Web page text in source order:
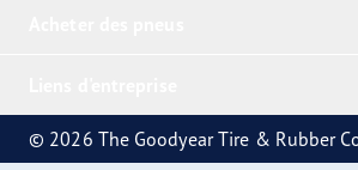
© 2026 The Goodyear Tire & Rubber